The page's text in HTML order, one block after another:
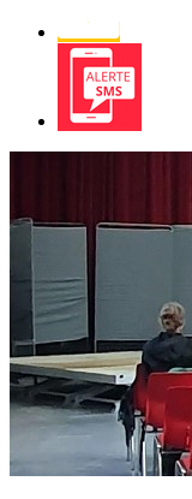
Alerte
SMS